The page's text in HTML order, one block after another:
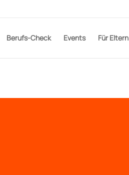
Berufs-Check Events Für Eltern